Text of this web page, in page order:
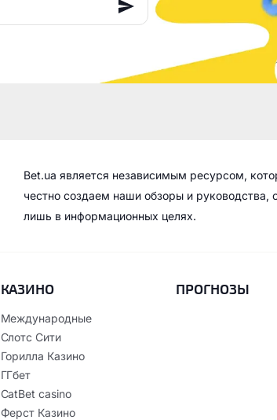
Bet.ua является независимым ресурсом,
честно создаем наши обзоры и руководства,
лишь в информационных целях.
КАЗИНО
Международные
Слотс Сити
Горилла Казино
ГГбет
CatBet casino
Ферст Казино
ПРОГНОЗЫ